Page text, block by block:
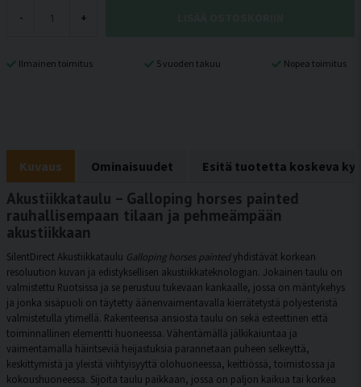
- +
Ilmainen toimitus 5 vuoden takuu Nopea toimitus
Kuvaus Ominaisuudet Esitä tuotetta koskeva
Akustiikkataulu – Galloping horses painted
rauhallisempaan tilaan ja pehmeämpään
akustiikkaan
SilentDirect Akustiikkataulu Galloping horses paintedyhdistävät korkean
resoluution kuvan ja edistyksellisen akustiikkateknologian. Jokainen taulu on
valmistettu Ruotsissa ja se perustuu tukevaan kankaalle, jossa on mäntykehys
ja jonka sisäpuoli on täytetty äänenvaimentavalla kierrätetystä polyesteristä
valmistetulla ytimellä. Rakenteensa ansiosta taulu on sekä esteettinen että
toiminnallinen elementti huoneessa. Vähentämällä jälkikaiuntaa ja
vaimentamalla häiritseviä heijastuksia parannetaan puheen selkeyttä,
keskittymistä ja yleistä viihtyisyyttä olohuoneessa, keittiössä, toimistossa ja
kokoushuoneessa. Sijoita taulu paikkaan, jossa on paljon kaikua tai korkea